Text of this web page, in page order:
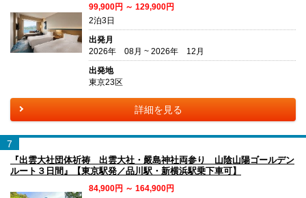
99,900円 ～ 129,900円
2泊3日
出発月
2026年 08月 ~ 2026年 12月
出発地
東京23区
詳細を見る
7
『出雲大社団体祈祷 出雲大社・嚴島神社両参り 山陰山陽ゴールデン
ルート３日間』【東京駅発／品川駅・新横浜駅乗下車可】
84,900円 ～ 164,900円